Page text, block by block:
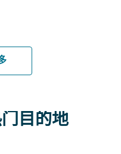
目的地